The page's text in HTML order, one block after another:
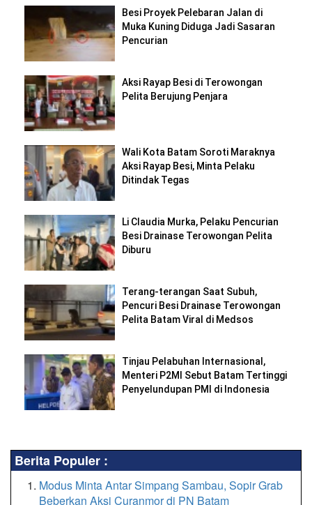
Besi Proyek Pelebaran Jalan di
Muka Kuning Diduga Jadi Sasaran
Pencurian
Aksi Rayap Besi di Terowongan
Pelita Berujung Penjara
Wali Kota Batam Soroti Maraknya
Aksi Rayap Besi, Minta Pelaku
Ditindak Tegas
Li Claudia Murka, Pelaku Pencurian
Besi Drainase Terowongan Pelita
Diburu
Terang-terangan Saat Subuh,
Pencuri Besi Drainase Terowongan
Pelita Batam Viral di Medsos
Tinjau Pelabuhan Internasional,
Menteri P2MI Sebut Batam Tertinggi
Penyelundupan PMI di Indonesia
Berita Populer :
Modus Minta Antar Simpang Sambau, Sopir Grab
Beberkan Aksi Curanmor di PN Batam